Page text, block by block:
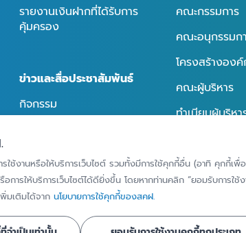
รายงานเงินฝากที่ได้รับการ
คุ้มครอง
ข่าวและสื่อประชาสัมพันธ์
กิจกรรม
คณะกรรมการ
คณะอนุกรรมก
โครงสร้างอง
คณะผู้บริหาร
ทำเนียบผู้บริหา
ใช้งานหรือให้บริการเว็บไซต์ รวมทั้งมีการใช้คุกกี้อื่น (อาทิ คุกกี้เ
อการให้บริการเว็บไซต์ได้ดียิ่งขึ้น โดยหากท่านคลิก “ยอมรับการ
พิ่มเติมได้จากนโยบายการใช้คุกกี้ของสคฝ.